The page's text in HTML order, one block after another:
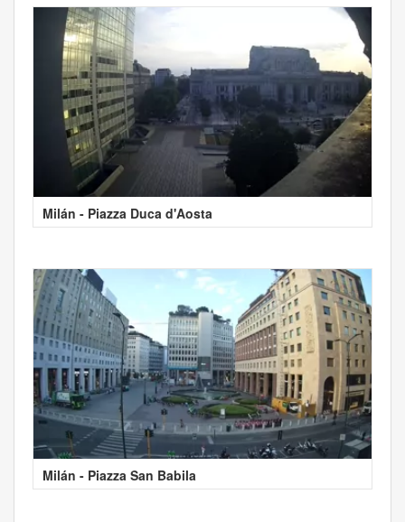
Milán - Piazza Duca d'Aosta
Milán - Piazza San Babila